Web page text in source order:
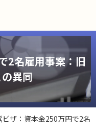
2名雇用事案：旧
異同
ビザ：資本金250万円で2名